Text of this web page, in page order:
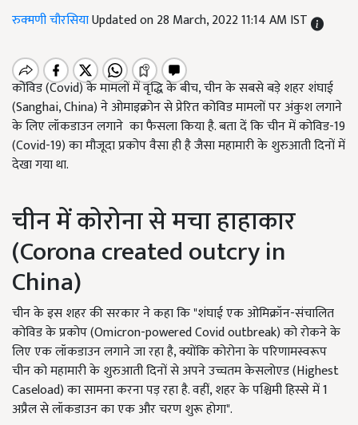
रुक्मणी चौरसियाUpdated on 28 March, 2022 11:14 AM IST
कोविड (Covid) के मामलों में वृद्धि के बीच, चीन के सबसे बड़े शहर शंघाई
(Sanghai, China) ने ओमाइक्रोन से प्रेरित कोविड मामलों पर अंकुश लगाने
के लिए लॉकडाउन लगाने का फैसला किया है. बता दें कि चीन में कोविड-19
(Covid-19) का मौजूदा प्रकोप वैसा ही है जैसा महामारी के शुरुआती दिनों में
देखा गया था.
चीन में कोरोना से मचा हाहाकार
(Corona created outcry in
China)
चीन के इस शहर की सरकार ने कहा कि "शंघाई एक ओमिक्रॉन-संचालित
कोविड के प्रकोप (Omicron-powered Covid outbreak) को रोकने के
लिए एक लॉकडाउन लगाने जा रहा है, क्योंकि कोरोना के परिणामस्वरूप
चीन को महामारी के शुरुआती दिनों से अपने उच्चतम केसलोएड (Highest
Caseload) का सामना करना पड़ रहा है. वहीं, शहर के पश्चिमी हिस्से में 1
अप्रैल से लॉकडाउन का एक और चरण शुरू होगा".